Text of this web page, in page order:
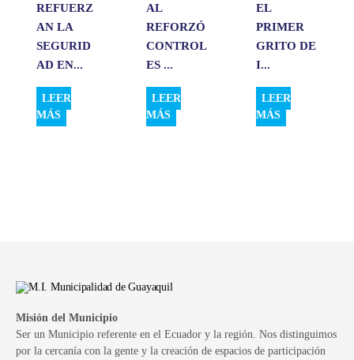
REFUERZ
AN LA
SEGURID
AD EN...
LEER
MÁS
AL
REFORZÓ
CONTROL
ES ...
LEER
MÁS
EL
PRIMER
GRITO DE
I...
LEER
MÁS
Misión del Municipio
Ser un Municipio referente en el Ecuador y la región. Nos distinguimos
por la cercanía con la gente y la creación de espacios de participación